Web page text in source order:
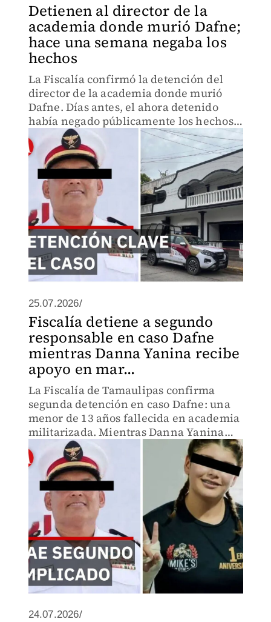
Detienen al director de la
academia donde murió Dafne;
hace una semana negaba los
hechos
La Fiscalía confirmó la detención del
director de la academia donde murió
Dafne. Días antes, el ahora detenido
había negado públicamente los hechos
mientras avanzaban las investigaciones.
25.07.2026/
Fiscalía detiene a segundo
responsable en caso Dafne
mientras Danna Yanina recibe
apoyo en mar...
La Fiscalía de Tamaulipas confirma
segunda detención en caso Dafne: una
menor de 13 años fallecida en academia
militarizada. Mientras Danna Yanina
enfrenta marchas de apoyo, emerge
nuevo responsable. ¿Qué
irregularidades rodean esta
investigación
24.07.2026/